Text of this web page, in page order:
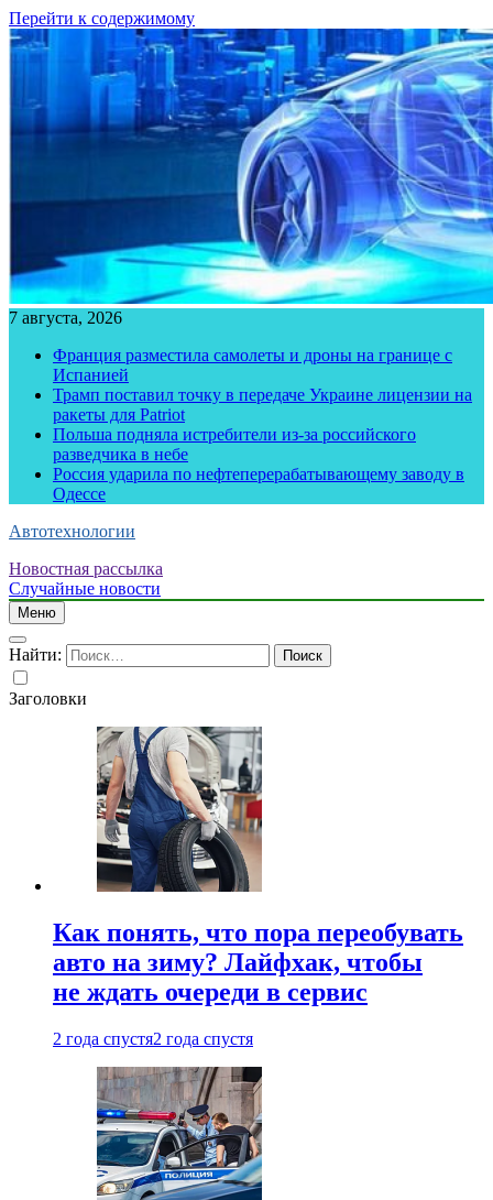
Перейти к содержимому
7 августа, 2026
Франция разместила самолеты и дроны на границе с
Испанией
Трамп поставил точку в передаче Украине лицензии на
ракеты для Patriot
Польша подняла истребители из-за российского
разведчика в небе
Россия ударила по нефтеперерабатывающему заводу в
Одессе
Автотехнологии
Новостная рассылка
Случайные новости
Меню
Найти:
Заголовки
Как понять, что пора переобувать
авто на зиму? Лайфхак, чтобы
не ждать очереди в сервис
2 года спустя2 года спустя